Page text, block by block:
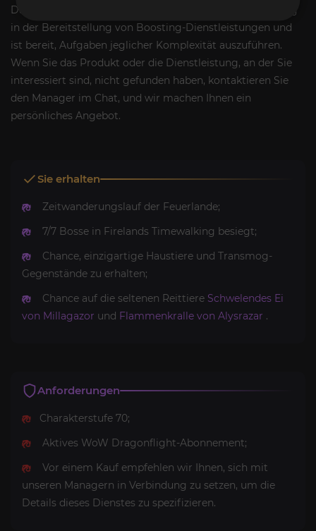
Das ExpCarry-Team verfügt über umfangreiche Erfahrung
in der Bereitstellung von Boosting-Dienstleistungen und
ist bereit, Aufgaben jeglicher Komplexität auszuführen.
Wenn Sie das Produkt oder die Dienstleistung, an der Sie
interessiert sind, nicht gefunden haben, kontaktieren Sie
den Manager im Chat, und wir machen Ihnen ein
persönliches Angebot.
Sie erhalten
Zeitwanderungslauf der Feuerlande;
7/7 Bosse in Firelands Timewalking besiegt;
Chance, einzigartige Haustiere und Transmog-
Gegenstände zu erhalten;
Chance auf die seltenen Reittiere Schwelendes Ei
von Millagazor und Flammenkralle von Alysrazar .
Anforderungen
Charakterstufe 70;
Aktives WoW Dragonflight-Abonnement;
Vor einem Kauf empfehlen wir Ihnen, sich mit
unseren Managern in Verbindung zu setzen, um die
Details dieses Dienstes zu spezifizieren.